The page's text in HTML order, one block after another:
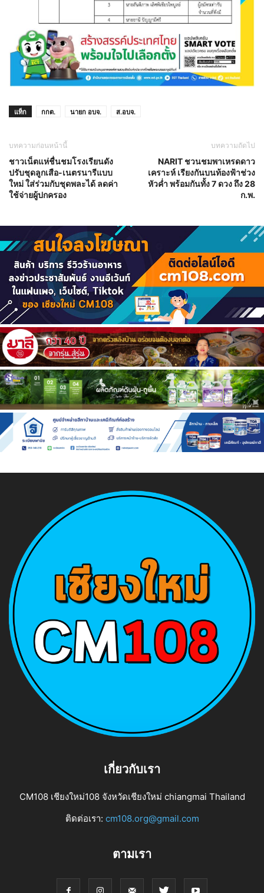
แท็ก กกต. นายก อบจ. ส.อบจ.
บทความก่อนหน้านี้
ชาวเน็ตแห่ชื่นชมโรงเรียนดัง
ปรับชุดลูกเสือ-เนตรนารีแบบ
ใหม่ ใส่ร่วมกับชุดพละได้ ลดค่า
ใช้จ่ายผู้ปกครอง
บทความถัดไป
NARIT ชวนชมพาเหรดดาว
เคราะห์ เรียงกันบนท้องฟ้าช่วง
หัวค่ำ พร้อมกันทั้ง 7 ดวง ถึง 28
ก.พ.
เกี่ยวกับเรา
CM108 เชียงใหม่108 จังหวัดเชียงใหม่ chiangmai Thailand
ติดต่อเรา: cm108.org@gmail.com
ตามเรา